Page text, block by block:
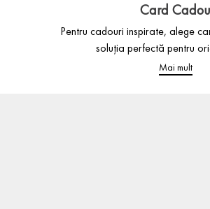
Card Cadou
Pentru cadouri inspirate, alege
soluția perfectă pentru
Mai mult